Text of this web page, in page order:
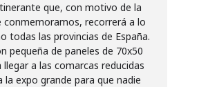
que, con motivo de la
conmemoramos, recorrerá a lo
todas las provincias de España.
pequeña de paneles de 70x50
llegar a las comarcas reducidas
la expo grande para que nadie